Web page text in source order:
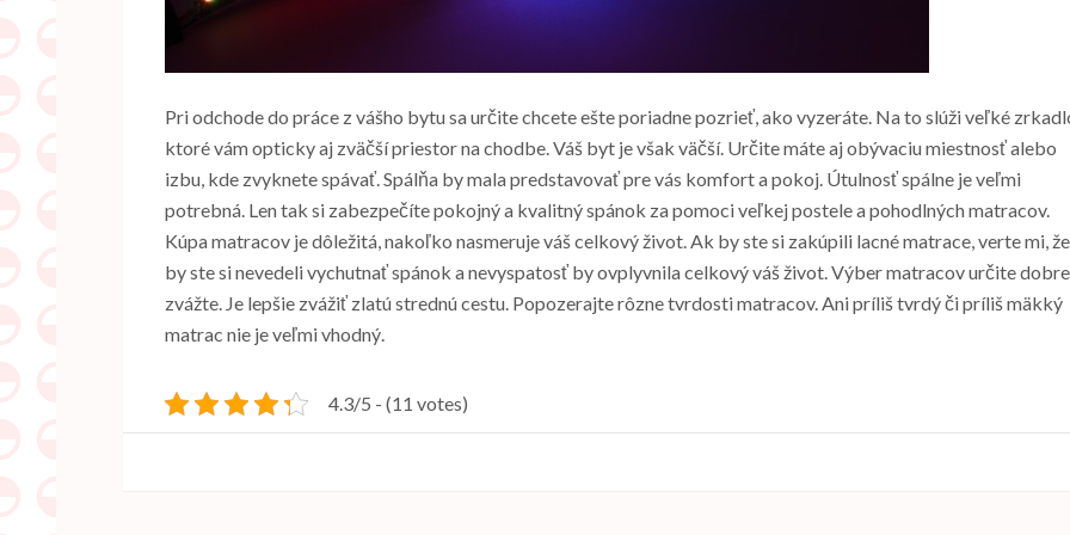
Pri odchode do práce z vášho bytu sa určite chcete ešte poriadne pozrieť, ako vyzeráte. Na to slúži veľké
ktoré vám opticky aj zväčší priestor na chodbe. Váš byt je však väčší. Určite máte aj obývaciu miestnosť alebo
izbu, kde zvyknete spávať. Spálňa by mala predstavovať pre vás komfort a pokoj. Útulnosť spálne je veľmi
potrebná. Len tak si zabezpečíte pokojný a kvalitný spánok za pomoci veľkej postele a pohodlných matracov.
Kúpa matracov je dôležitá, nakoľko nasmeruje váš celkový život. Ak by ste si zakúpili lacné matrace, verte mi, že
by ste si nevedeli vychutnať spánok a nevyspatosť by ovplyvnila celkový váš život. Výber matracov určite dobre
zvážte. Je lepšie zvážiť zlatú strednú cestu. Popozerajte rôzne tvrdosti matracov. Ani príliš tvrdý či príliš mäkký
matrac nie je veľmi vhodný.
4.3/5 - (11 votes)